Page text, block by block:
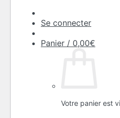
Se connecter
Panier / 0,00€
Votre panier est